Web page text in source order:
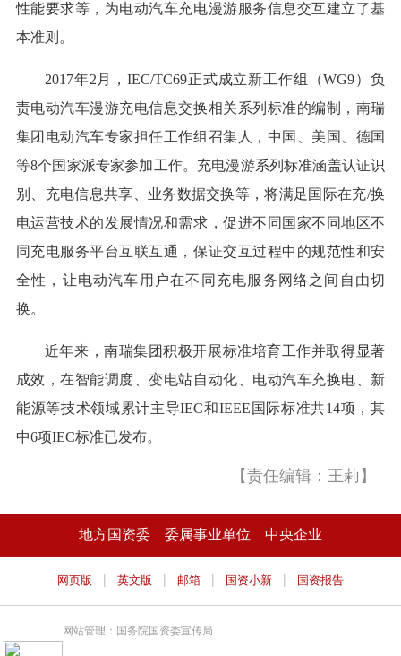
性能要求等，为电动汽车充电漫游服务信息交互建立了基
本准则。
2017年2月，IEC/TC69正式成立新工作组（WG9）负
责电动汽车漫游充电信息交换相关系列标准的编制，南瑞
集团电动汽车专家担任工作组召集人，中国、美国、德国
等8个国家派专家参加工作。充电漫游系列标准涵盖认证识
别、充电信息共享、业务数据交换等，将满足国际在充/换
电运营技术的发展情况和需求，促进不同国家不同地区不
同充电服务平台互联互通，保证交互过程中的规范性和安
全性，让电动汽车用户在不同充电服务网络之间自由切
换。
近年来，南瑞集团积极开展标准培育工作并取得显著
成效，在智能调度、变电站自动化、电动汽车充换电、新
能源等技术领域累计主导IEC和IEEE国际标准共14项，其
中6项IEC标准已发布。
【责任编辑：王莉】
地方国资委 委属事业单位 中央企业
网页版 | 英文版 | 邮箱 | 国资小新 | 国资报告
网站管理：国务院国资委宣传局